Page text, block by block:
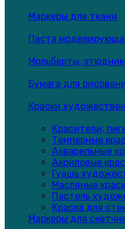
Маркеры для ткани
Паста
Мольберты,
Бумага для
Краски
Красители,
Темперные
Акварельные
Акриловые
Гуашь
Масляные
Пастель
Краска для
Маркеры для